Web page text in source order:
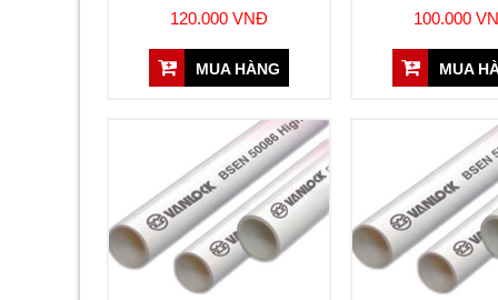
120.000 VNĐ
MUA HÀNG
100.000
MUA